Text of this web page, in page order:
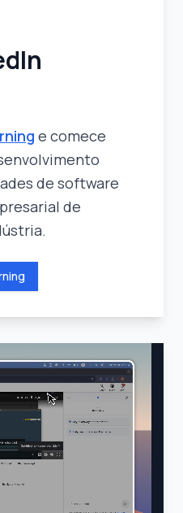
e comece
de software
de